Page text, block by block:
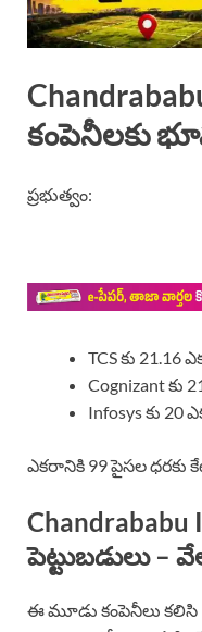
కంపెనీలకు
ప్రభుత్వం:
TCS కు 21.16
Cognizant కు
Infosys కు 20
ఎకరానికి 99 పైసల
పెట్టుబడులు –
ఈ మూడు కంపెనీలు కలిసి